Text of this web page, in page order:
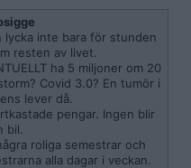
lycka inte bara för stunden
resten av livet.
ha 5 miljoner om 20
Covid 3.0? En tumör i
lever då.
pengar. Ingen blir
bil.
roliga semestrar och
alla dagar i veckan.